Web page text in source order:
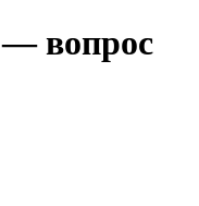
вопрос